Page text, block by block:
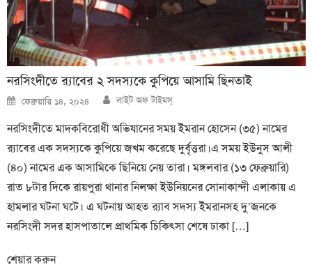
নরসিংদীতে র‍্যাবের ২ সদস্যকে কুপিয়ে আসামি ছিনতাই
Posted
on
ফেব্রুয়ারি ১৪, ২০২৪ Author
লাইট অফ টাইমস্
নরসিংদীতে মাদকবিরোধী অভিযানের সময় ইমরান হোসেন (৩৫) নামের
র‍্যাবের এক সদস্যকে কুপিয়ে জখম করেছে দুর্বৃত্তরা।এ সময় ইউনুস আলী
(৪০) নামের এক আসামিকে ছিনিয়ে নেয় তারা। মঙ্গলবার (১৩ ফেব্রুয়ারি)
রাত ৮টার দিকে রায়পুরা থানার নিলক্ষা ইউনিয়নের সোনাকান্দী এলাকায় এ
হামলার ঘটনা ঘটে। এ ঘটনায় আহত র‍্যাব সদস্য ইমরানসহ দু’জনকে
নরসিংদী সদর হাসপাতালে প্রাথমিক চিকিৎসা শেষে ঢাকা […]
শেয়ার করুন